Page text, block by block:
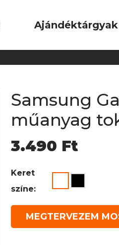
Ajándéktárgyak
Samsung
műanyag
3.490 Ft
Keret
színe:
MEGTERVEZEM